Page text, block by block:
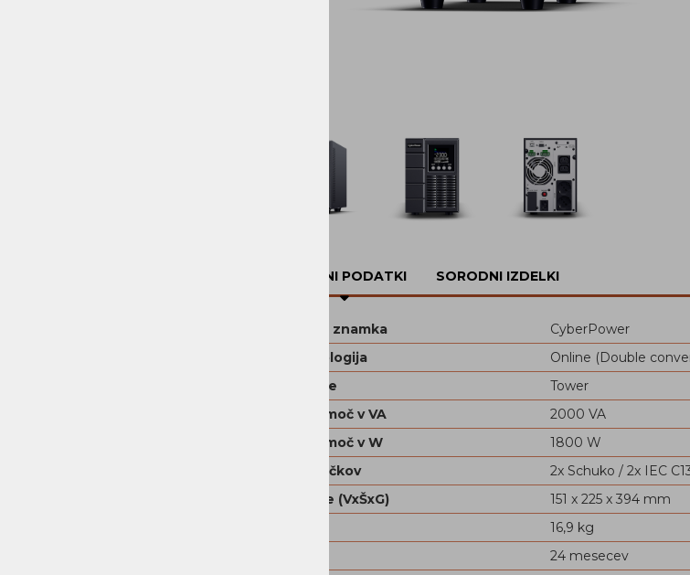
TEHNIČNI PODATKI SORODNI IZDELKI
Blagovna znamka
CyberPower
UPS topologija
Online (Double
UPS ohišje
Tower
Izhodna moč v VA
2000 VA
Izhodna moč v W
1800 W
Št. priključkov
2x Schuko / 2x IEC
Dimenzije (VxŠxG)
151 x 225 x 394 mm
16,9 kg
24 mesecev